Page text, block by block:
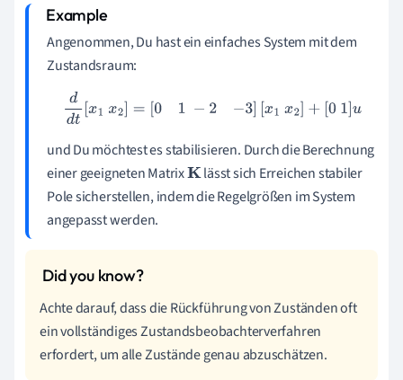
Angenommen, Du hast ein einfaches System mit dem
Zustandsraum:
dd t[x 1x2 =[ 1− 2− [x1x 2]+[ 01]u
und Du möchtest es stabilisieren. Durch die Berechnung
einer geeigneten MatrixK lässt sich Erreichen stabiler
Pole sicherstellen, indem die Regelgrößen im System
angepasst werden.
Achte darauf, dass die Rückführung von Zuständen oft
ein vollständiges Zustandsbeobachterverfahren
erfordert, um alle Zustände genau abzuschätzen.